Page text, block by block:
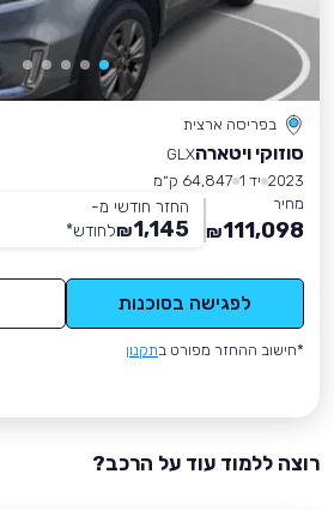
בפריסה ארצית
סוזוקי ויטארהGLX
2023 יד 1
64,847 ק״מ
מחיר
111,098
₪
החזר חודשי מ-
1,145
₪לחודש*
לפגישה בסוכנות
*חישוב ההחזר מפורט בתקנון
רוצה ללמוד עוד על הרכב?